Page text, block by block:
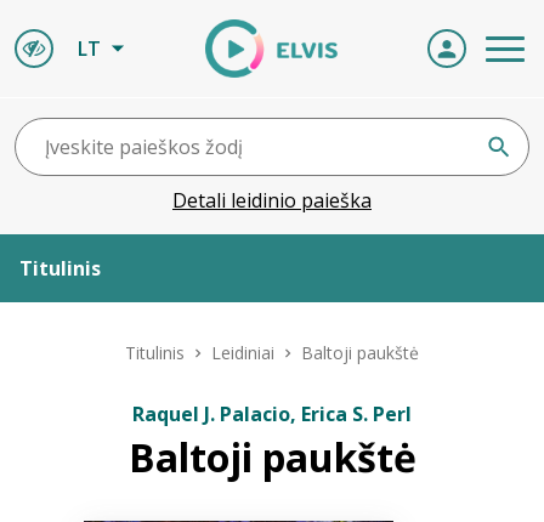
LT
Detali leidinio paieška
Titulinis
ELVIS atvyksta
Titulinis Leidiniai Baltoji paukštė
Raquel J. Palacio, Erica S. Perl
Baltoji paukštė